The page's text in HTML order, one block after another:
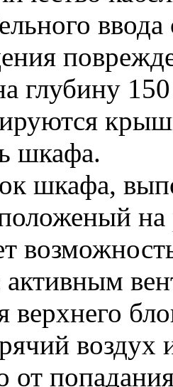
глубину
шкафа.
шкафа,
активным
верхнего
от